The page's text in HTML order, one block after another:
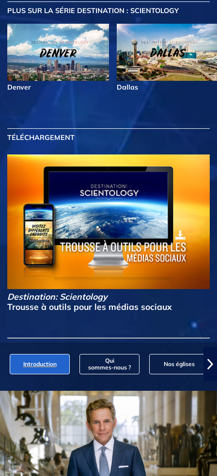
PLUS SUR LA SÉRIE DESTINATION : SCIENTOLOGY
Denver Dallas
TÉLÉCHARGEMENT
Destination: Scientology
Trousse à outils pour les médias sociaux
Introduction
Qui
sommes‑nous ?
Nos églises